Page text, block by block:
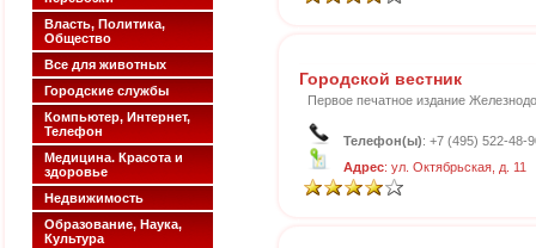
Власть, Политика,
Общество
Все для животных
Городские службы
Компьютер, Интернет,
Телефон
Медицина. Красота и
здоровье
Недвижимость
Образование, Наука,
Культура
Городской вестник
Первое печатное издание
Телефон(ы): +7 (495) 522-48-
Адрес: ул. Октябрьская, д. 11